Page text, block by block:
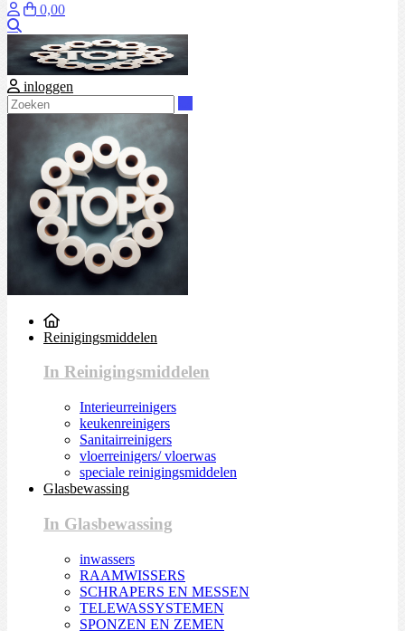
0,00
inloggen
Reinigingsmiddelen
In Reinigingsmiddelen
Interieurreinigers
keukenreinigers
Sanitairreinigers
vloerreinigers/ vloerwas
speciale reinigingsmiddelen
Glasbewassing
In Glasbewassing
inwassers
RAAMWISSERS
SCHRAPERS EN MESSEN
TELEWASSYSTEMEN
SPONZEN EN ZEMEN